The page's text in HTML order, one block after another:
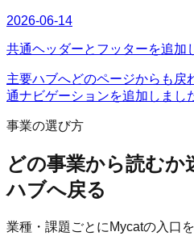
2026-06-14
共通ヘッダーとフッターを追加
主要ハブへどのページからも戻
通ナビゲーションを追加しまし
事業の選び方
どの事業から読むか
ハブへ戻る
業種・課題ごとにMycatの入口